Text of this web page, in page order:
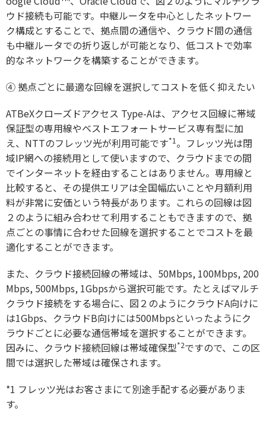
ウド接続も可能です。中継ルータを中心としたネットワー
ク構成とすることで、拠点間の通信や、クラウド間の通信
も中継ルータでの折り返しが可能となり、低コストで効率
的なネットワークを構築することができます。
④ 拠点ごとに最適な回線を選択してコストを低く抑えたい
ATBeXクローズドアクセス Type-Aは、アクセス回線に帯域
保証型の専用線やベストエフォートサービス専有型に加
え、NTTのフレッツ光が利用可能です*1 。フレッツ光は閉
域IP網への接続用として使いますので、クラウドまでの間
でインターネットを経由することはありません。専用線と
比較すると、その提供エリアは全国幅広いことや月額利用
料が非常に安価という特長があります。これらの回線は図
２のように組み合わせて利用することもできますので、拠
点ごとの事情に合わせた回線を選択することでコストを最
適化することができます。
また、クラウド接続回線の帯域は、50Mbps, 100Mbps, 200
Mbps, 500Mbps, 1Gbpsから選択可能です。たとえばマルチ
クラウド接続をする場合に、図２のようにクラウドA向けに
は1Gbps、クラウドB向けには500Mbpsといったようにク
ラウドごとに必要な通信帯域を選択することができます。
因みに、クラウド接続回線は帯域確保型*2ですので、この区
間では選択した帯域は確保されます。
*1 フレッツ光はお客さまにて別途手配する必要がありま
す。